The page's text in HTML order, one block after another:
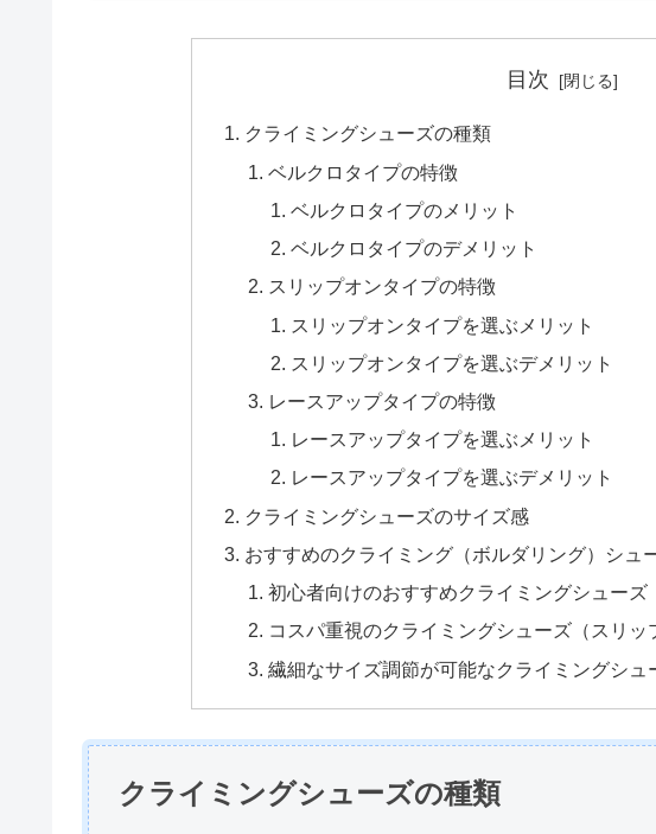
目次
クライミングシューズの種類
ベルクロタイプの特徴
ベルクロタイプのメリット
ベルクロタイプのデメリット
スリップオンタイプの特徴
スリップオンタイプを選ぶメリット
スリップオンタイプを選ぶデメリット
レースアップタイプの特徴
レースアップタイプを選ぶメリット
レースアップタイプを選ぶデメリット
クライミングシューズのサイズ感
おすすめのクライミング（ボルダリング）シュ
初心者向けのおすすめクライミングシューズ
コスパ重視のクライミングシューズ（スリッ
繊細なサイズ調節が可能なクライミングシュ
クライミングシューズの種類